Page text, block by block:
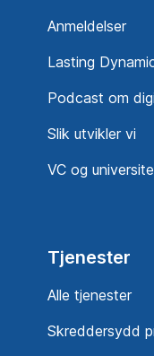
Anmeldelser
Lasting
Podcast om
Slik utvikler vi
VC og
Tjenester
Alle tjenester
Skreddersydd